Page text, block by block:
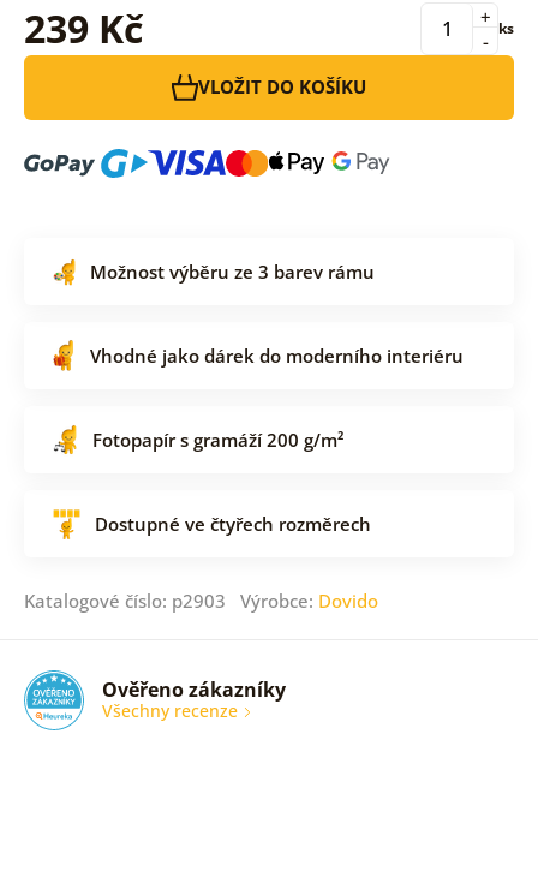
239 Kč -
+ ks
VLOŽIT DO KOŠÍKU
Možnost výběru ze 3 barev rámu
Vhodné jako dárek do moderního interiéru
Fotopapír s gramáží 200 g/m²
Dostupné ve čtyřech rozměrech
Katalogové číslo: p2903 Výrobce: Dovido
Ověřeno zákazníky
Všechny recenze